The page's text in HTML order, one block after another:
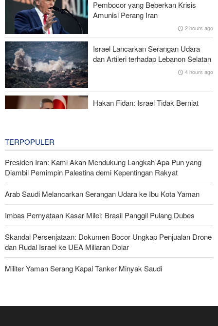
Brigjen Ebnolreza: Teknologi Iran Lebih Unggul daripada Sistem
Impor Mana Pun di Kawasan
Mengapa AS Nyaris Kehabisan Senjata dalam perang melawan
Iran?
Mengapa Koalisi Pendukung Trump Berada di Ambang
Keruntuhan?
Pembocor yang Beberkan Krisis
Amunisi Perang Iran
2 hours ago
Israel Lancarkan Serangan Udara
dan Artileri terhadap Lebanon Selatan
4 hours ago
Hakan Fidan: Israel Tidak Berniat
TERPOPULER
Presiden Iran: Kami Akan Mendukung Langkah Apa Pun yang
Diambil Pemimpin Palestina demi Kepentingan Rakyat
Arab Saudi Melancarkan Serangan Udara ke Ibu Kota Yaman
Imbas Pernyataan Kasar Milei; Brasil Panggil Pulang Dubes
Skandal Persenjataan: Dokumen Bocor Ungkap Penjualan Drone
dan Rudal Israel ke UEA Miliaran Dolar
Militer Yaman Serang Kapal Tanker Minyak Saudi